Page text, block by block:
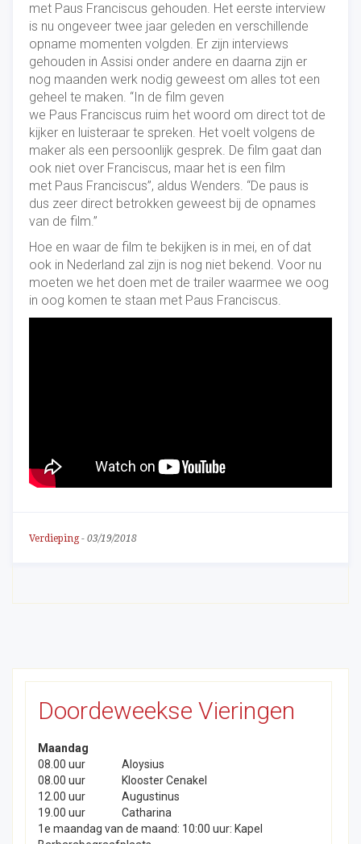
met Paus Franciscus gehouden. Het eerste interview
is nu ongeveer twee jaar geleden en verschillende
opname momenten volgden. Er zijn interviews
gehouden in Assisi onder andere en daarna zijn er
nog maanden werk nodig geweest om alles tot een
geheel te maken. “In de film geven
we Paus Franciscus ruim het woord om direct tot de
kijker en luisteraar te spreken. Het voelt volgens de
maker als een persoonlijk gesprek. De film gaat dan
ook niet over Franciscus, maar het is een film
met Paus Franciscus”, aldus Wenders. “De paus is
dus zeer direct betrokken geweest bij de opnames
van de film.”
Hoe en waar de film te bekijken is in mei, en of dat
ook in Nederland zal zijn is nog niet bekend. Voor nu
moeten we het doen met de trailer waarmee we oog
in oog komen te staan met Paus Franciscus.
Verdieping- 03/19/2018
Doordeweekse Vieringen
Maandag
08.00 uur
Aloysius
08.00 uur
Klooster Cenakel
12.00 uur
Augustinus
19.00 uur
Catharina
1e maandag van de maand: 10:00 uur: Kapel